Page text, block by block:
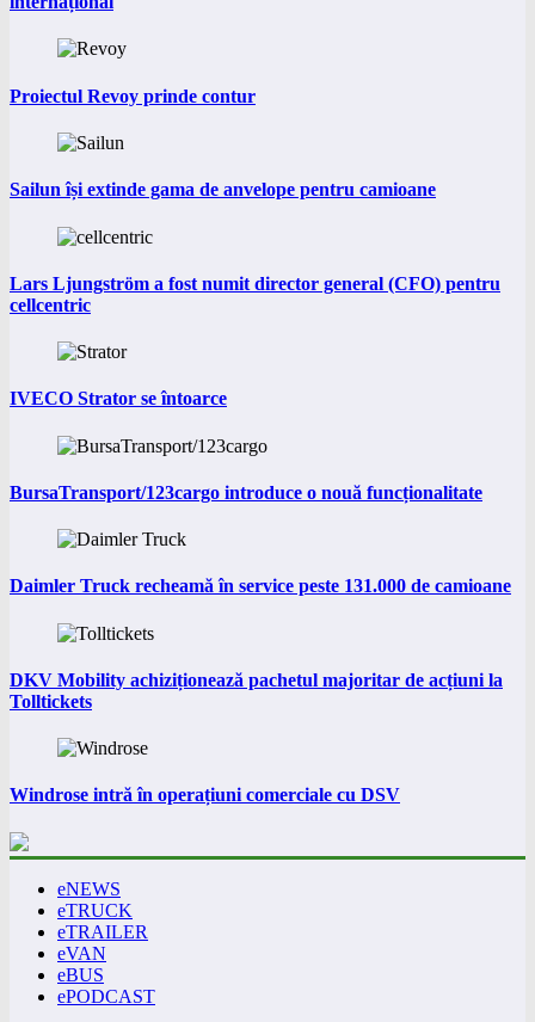
Proiectul Revoy prinde contur
Sailun își extinde gama de anvelope pentru camioane
Lars Ljungström a fost numit director general (CFO) pentru
cellcentric
IVECO Strator se întoarce
BursaTransport/123cargo introduce o nouă funcționalitate
Daimler Truck recheamă în service peste 131.000 de camioane
DKV Mobility achiziționează pachetul majoritar de acțiuni la
Tolltickets
Windrose intră în operațiuni comerciale cu DSV
eNEWS
eTRUCK
eTRAILER
eVAN
eBUS
ePODCAST